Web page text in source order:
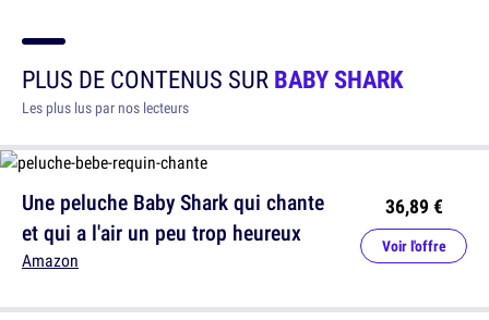
PLUS DE CONTENUS SURBABY SHARK
Les plus lus par nos lecteurs
Une peluche Baby Shark qui chante
et qui a l'air un peu trop heureux
Amazon
36,89 €
Voir l'offre